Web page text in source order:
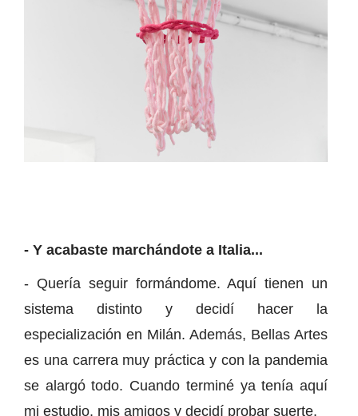
- Y acabaste marchándote a Italia...
- Quería seguir formándome. Aquí tienen un
sistema distinto y decidí hacer la
especialización en Milán. Además, Bellas Artes
es una carrera muy práctica y con la pandemia
se alargó todo. Cuando terminé ya tenía aquí
mi estudio, mis amigos y decidí probar suerte.